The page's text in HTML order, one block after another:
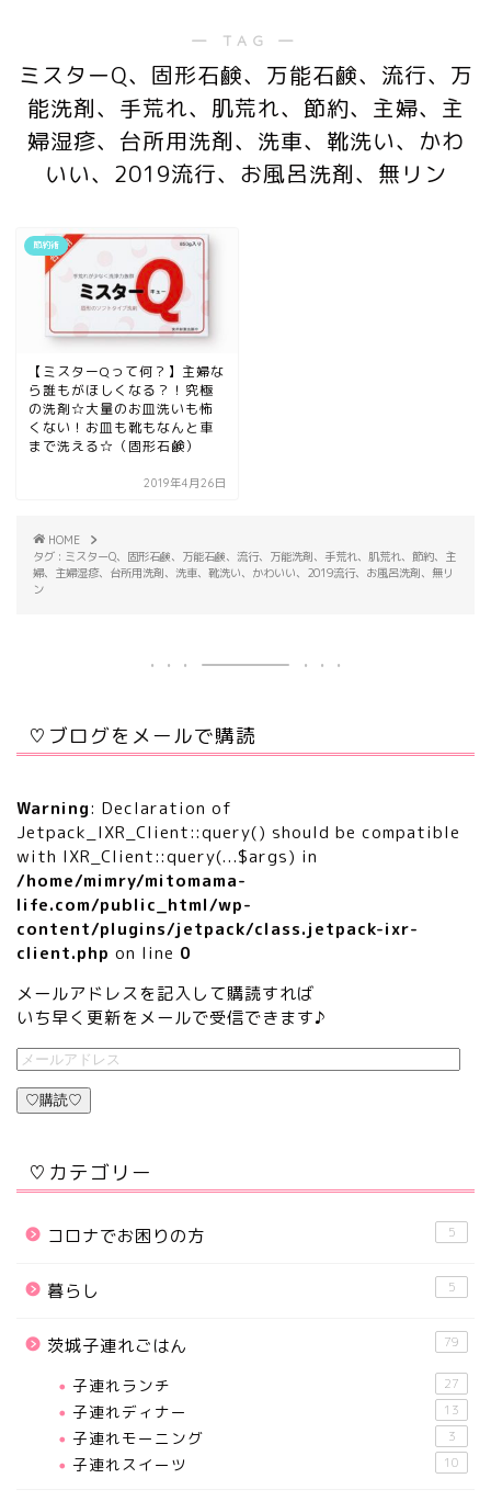
― TAG ―
ミスターQ、固形石鹸、万能石鹸、流行、万
能洗剤、手荒れ、肌荒れ、節約、主婦、主
婦湿疹、台所用洗剤、洗車、靴洗い、かわ
いい、2019流行、お風呂洗剤、無リン
節約術
【ミスターQって何？】主婦な
ら誰もがほしくなる？！究極
の洗剤☆大量のお皿洗いも怖
くない！お皿も靴もなんと車
まで洗える☆（固形石鹸）
2019年4月26日
HOME
タグ : ミスターQ、固形石鹸、万能石鹸、流行、万能洗剤、手荒れ、肌荒れ、節約、主
婦、主婦湿疹、台所用洗剤、洗車、靴洗い、かわいい、2019流行、お風呂洗剤、無リ
ン
♡ブログをメールで購読
Warning: Declaration of
Jetpack_IXR_Client::query() should be compatible
with IXR_Client::query(...$args) in
/home/mimry/mitomama-
life.com/public_html/wp-
content/plugins/jetpack/class.jetpack-ixr-
client.php on line 0
メールアドレスを記入して購読すれば
いち早く更新をメールで受信できます♪
♡購読♡
♡カテゴリー
コロナでお困りの方 5
暮らし 5
茨城子連れごはん 79
子連れランチ 27
子連れディナー 13
子連れモーニング 3
子連れスイーツ 10